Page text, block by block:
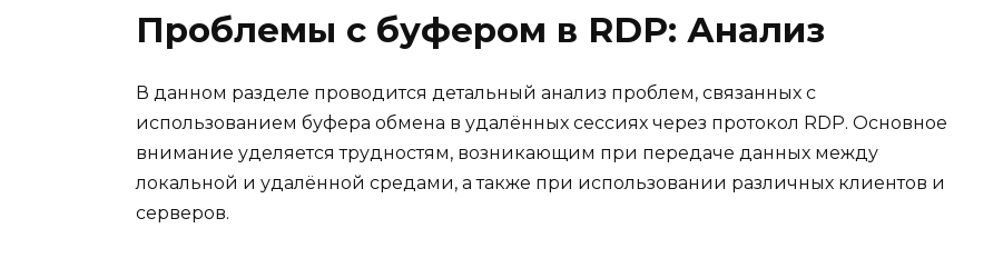
Проблемы с буфером в RDP: Анализ
В данном разделе проводится детальный анализ проблем, связанных с
использованием буфера обмена в удалённых сессиях через протокол RDP. Основное
внимание уделяется трудностям, возникающим при передаче данных между
локальной и удалённой средами, а также при использовании различных клиентов и
серверов.